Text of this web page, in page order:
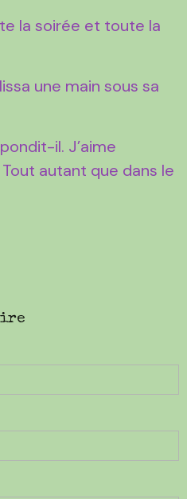
la soirée et toute la
une main sous sa
il. J’aime
autant que dans le